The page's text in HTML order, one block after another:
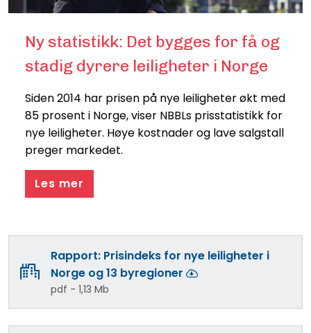
Ny statistikk: Det bygges for få og
stadig dyrere leiligheter i Norge
Siden 2014 har prisen på nye leiligheter økt med
85 prosent i Norge, viser NBBLs prisstatistikk for
nye leiligheter. Høye kostnader og lave salgstall
preger markedet.
Les mer
Rapport: Prisindeks for nye leiligheter i
Norge og 13 byregioner
pdf - 1,13 Mb